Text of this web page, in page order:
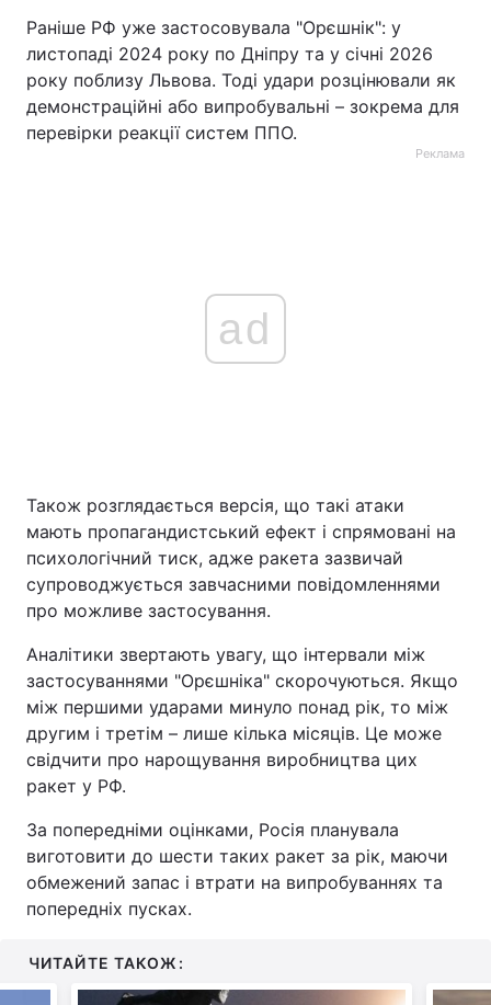
Раніше РФ уже застосовувала "Орєшнік": у
листопаді 2024 року по Дніпру та у січні 2026
року поблизу Львова. Тоді удари розцінювали як
демонстраційні або випробувальні – зокрема для
перевірки реакції систем ППО.
Реклама
ad
Також розглядається версія, що такі атаки
мають пропагандистський ефект і спрямовані на
психологічний тиск, адже ракета зазвичай
супроводжується завчасними повідомленнями
про можливе застосування.
Аналітики звертають увагу, що інтервали між
застосуваннями "Орєшніка" скорочуються. Якщо
між першими ударами минуло понад рік, то між
другим і третім – лише кілька місяців. Це може
свідчити про нарощування виробництва цих
ракет у РФ.
За попередніми оцінками, Росія планувала
виготовити до шести таких ракет за рік, маючи
обмежений запас і втрати на випробуваннях та
попередніх пусках.
ЧИТАЙТЕ ТАКОЖ: